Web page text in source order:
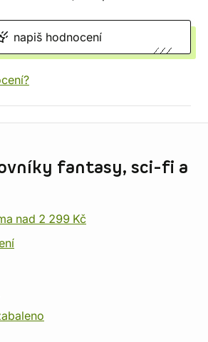
napiš hodnocení
fantasy, sci-fi a
nad 2 299 Kč